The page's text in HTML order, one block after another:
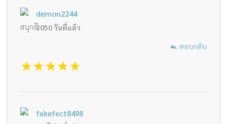
demon2244
2050 วันที่แล้ว
สนุกดี
ตอบกลับ
1 star
2 stars
3 stars
4 stars
fakefect8498